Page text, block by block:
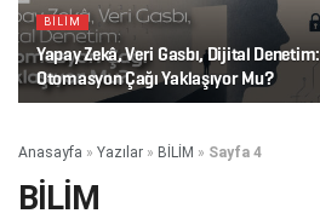
BİLİM
Yapay Zekâ, Veri Gasbı, Dijital Denetim:
Otomasyon Çağı Yaklaşıyor Mu?
Anasayfa » Yazılar » BİLİM » Sayfa 4
BİLİM